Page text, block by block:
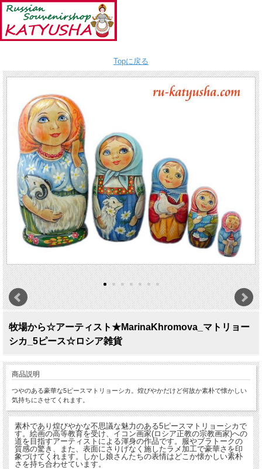
Topに戻る
牧場から☆アーティスト★MarinaKhromova_マトリョー
シカ_5ピース☆ロシア雑貨
商品説明
つやのある豪華な5ピースマトリョーシカ。煌びやかだけど何故か素朴で懐かしい
気持ちにさせてくれます。
素朴であり煌びやかな不思議な魅力のある5ピースマトリョーシカで
す。絵画の高等教育を受け、イコン画家(ロシア正教の宗教画家)への
道を目指すアーティストによる渾身の作品です。服やブラトークの
質感の驚き、また、表面にさりげなく施したラメ加工で豪華さを印
象づけてくれます。しかし娘さんたちの表情はどこか懐かしい素朴
さを持ち合わせています。